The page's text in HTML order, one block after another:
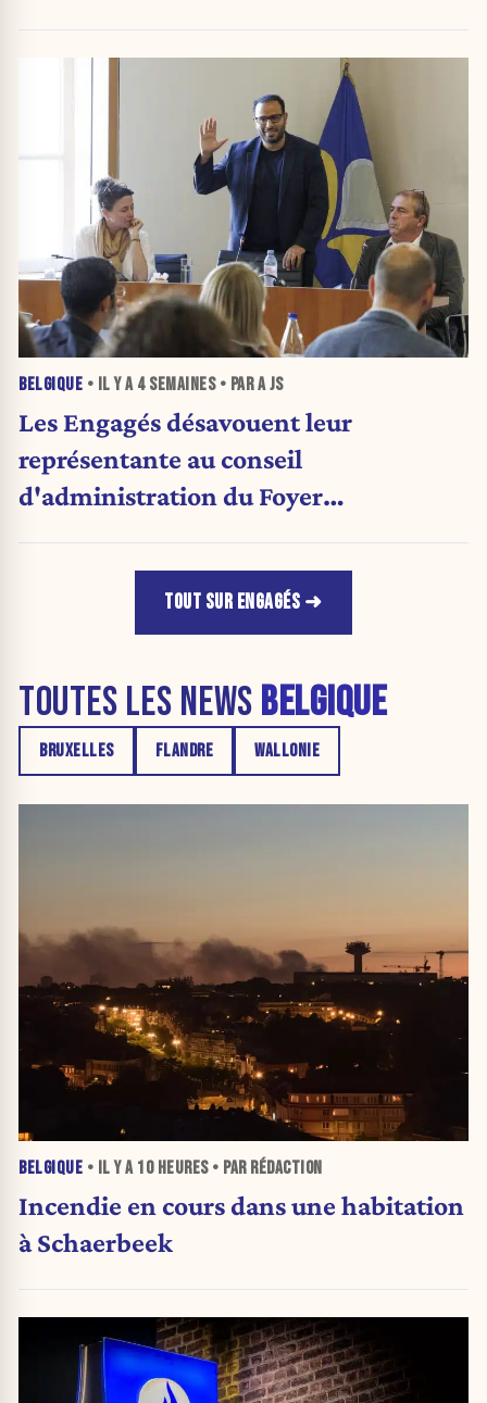
BELGIQUE • IL Y A 4 SEMAINES• PAR A JS
Les Engagés désavouent leur
représentante au conseil
d'administration du Foyer
TOUT SUR ENGAGÉS
TOUTES LES NEWS BELGIQUE
BRUXELLES FLANDRE WALLONIE
BELGIQUE • IL Y A 10 HEURES• PAR RÉDACTION
Incendie en cours dans une habitation
à Schaerbeek